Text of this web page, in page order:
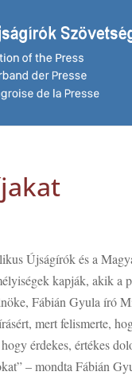
Újságírók és a
kapják, akik
Fábián Gyula író
mert felismerte,
érdekes, értékes
– mondta Fábián